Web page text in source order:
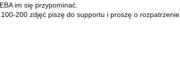
im się przypominać.
200 zdjęć piszę do supportu i proszę o rozpatrzenie